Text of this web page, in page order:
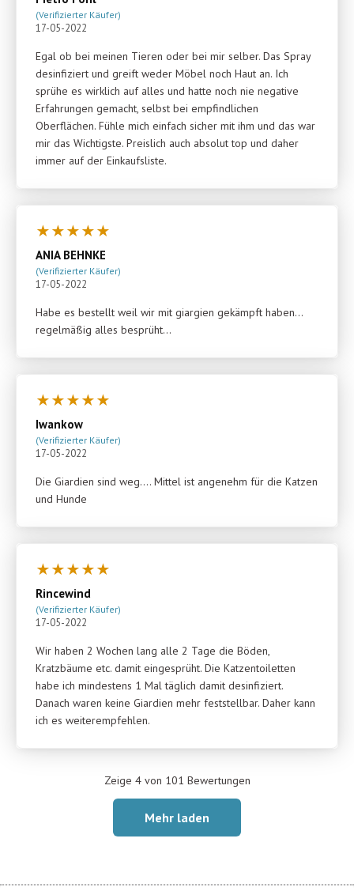
(Verifizierter Käufer)
17-05-2022
Egal ob bei meinen Tieren oder bei mir selber. Das Spray
desinfiziert und greift weder Möbel noch Haut an. Ich
sprühe es wirklich auf alles und hatte noch nie negative
Erfahrungen gemacht, selbst bei empfindlichen
Oberflächen. Fühle mich einfach sicher mit ihm und das war
mir das Wichtigste. Preislich auch absolut top und daher
immer auf der Einkaufsliste.
★★★★★
ANIA BEHNKE
(Verifizierter Käufer)
17-05-2022
Habe es bestellt weil wir mit giargien gekämpft haben…
regelmäßig alles besprüht…
★★★★★
Iwankow
(Verifizierter Käufer)
17-05-2022
Die Giardien sind weg…. Mittel ist angenehm für die Katzen
und Hunde
★★★★★
Rincewind
(Verifizierter Käufer)
17-05-2022
Wir haben 2 Wochen lang alle 2 Tage die Böden,
Kratzbäume etc. damit eingesprüht. Die Katzentoiletten
habe ich mindestens 1 Mal täglich damit desinfiziert.
Danach waren keine Giardien mehr feststellbar. Daher kann
ich es weiterempfehlen.
Zeige 4 von 101 Bewertungen
Mehr laden